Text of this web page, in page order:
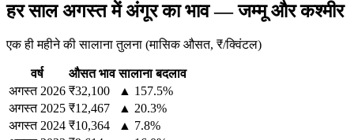
हर साल अगस्त में अंगूर का भाव — जम्मू और कश्मीर
एक ही महीने की सालाना तुलना (मासिक औसत, ₹/क्विंटल)
वर्ष औसत भाव सालाना बदलाव
अगस्त 2026 ₹32,100
▲ 157.5%
अगस्त 2025 ₹12,467
▲ 20.3%
अगस्त 2024 ₹10,364
▲ 7.8%